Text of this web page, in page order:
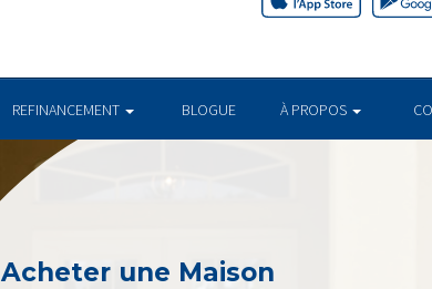
REFINANCEMENT BLOGUE À PROPOS
Acheter une Maison